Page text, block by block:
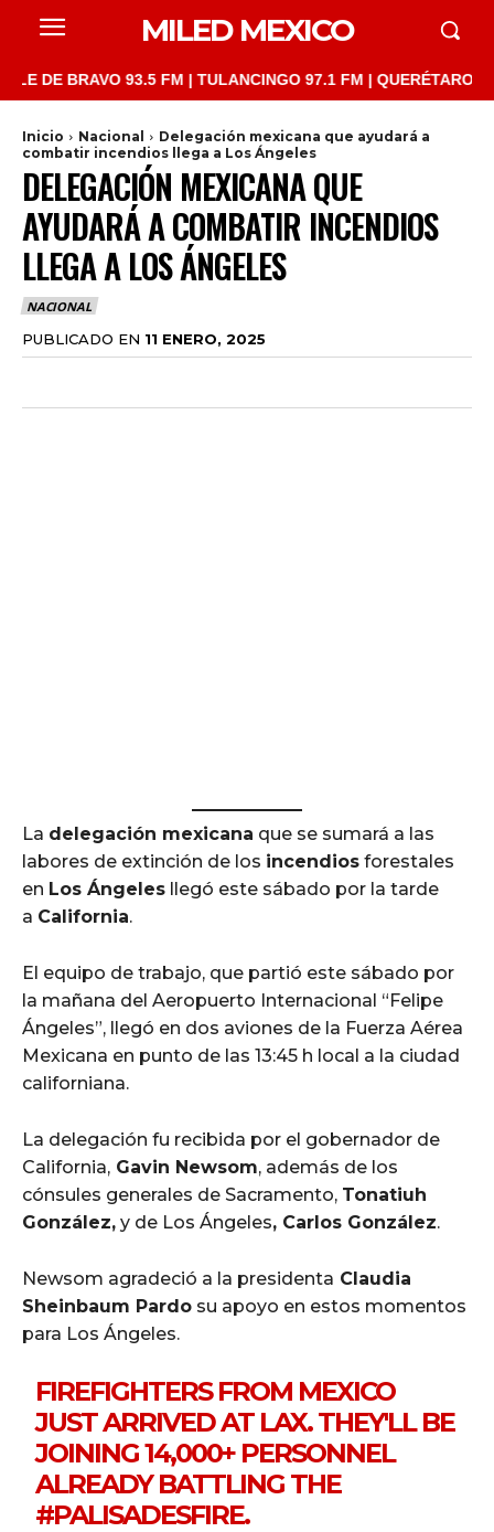
MILED MEXICO
BRAVO 93.5 FM | TULANCINGO 97.1 FM | QUERÉTARO
Inicio Nacional
Delegación mexicana que ayudará a
combatir incendios llega a Los Ángeles
DELEGACIÓN MEXICANA QUE
AYUDARÁ A COMBATIR INCENDIOS
LLEGA A LOS ÁNGELES
NACIONAL
PUBLICADO EN 11 ENERO, 2025
La delegación mexicana que se sumará a las
labores de extinción de los incendios forestales
en Los Ángeles llegó este sábado por la tarde
a California.
El equipo de trabajo, que partió este sábado por
la mañana del Aeropuerto Internacional “Felipe
Ángeles”, llegó en dos aviones de la Fuerza Aérea
Mexicana en punto de las 13:45 h local a la ciudad
californiana.
La delegación fu recibida por el gobernador de
California, Gavin Newsom, además de los
cónsules generales de Sacramento, Tonatiuh
González, y de Los Ángeles, Carlos González.
Newsom agradeció a la presidenta Claudia
Sheinbaum Pardo su apoyo en estos momentos
para Los Ángeles.
FIREFIGHTERS FROM MEXICO
JUST ARRIVED AT LAX. THEY'LL BE
JOINING 14,000+ PERSONNEL
ALREADY BATTLING THE
#PALISADESFIRE.